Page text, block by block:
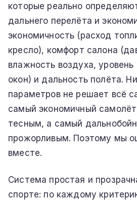
которые реально
дальнего перелёта и
экономичность (расход
кресло), комфорт салона
влажность воздуха,
окон) и дальность полёта.
параметров не решает всё
самый экономичный
тесным, а самый
прожорливым. Поэтому мы
вместе.
Система простая и
спорте: по каждому